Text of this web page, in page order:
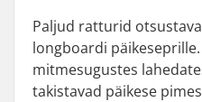
Paljud ratturid
longboardi
mitmesugustes
takistavad päikese